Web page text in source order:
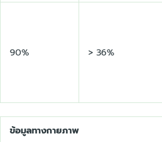
90% > 36%
ข้อมูลทางกายภาพ